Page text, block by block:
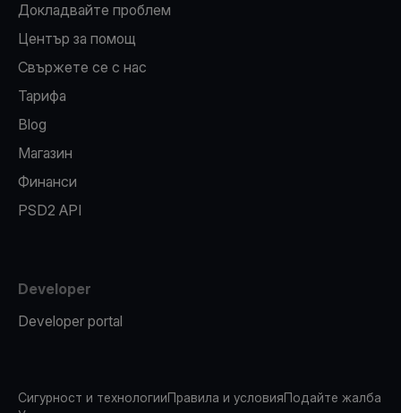
Докладвайте проблем
Център за помощ
Свържете се с нас
Тарифа
Blog
Магазин
Финанси
PSD2 API
Developer
Developer portal
Сигурност и технологииПравила и условияПодайте жалба